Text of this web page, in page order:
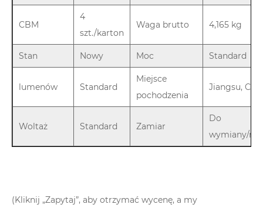
CBM
4
szt./karton
Waga brutto 4,165 kg
Stan Nowy Moc Standard
lumenów Standard
Miejsce
pochodzenia
Jiangsu,
Woltaż Standard Zamiar
Do
wymiany/
(Kliknij „Zapytaj”, aby otrzymać wycenę, a my